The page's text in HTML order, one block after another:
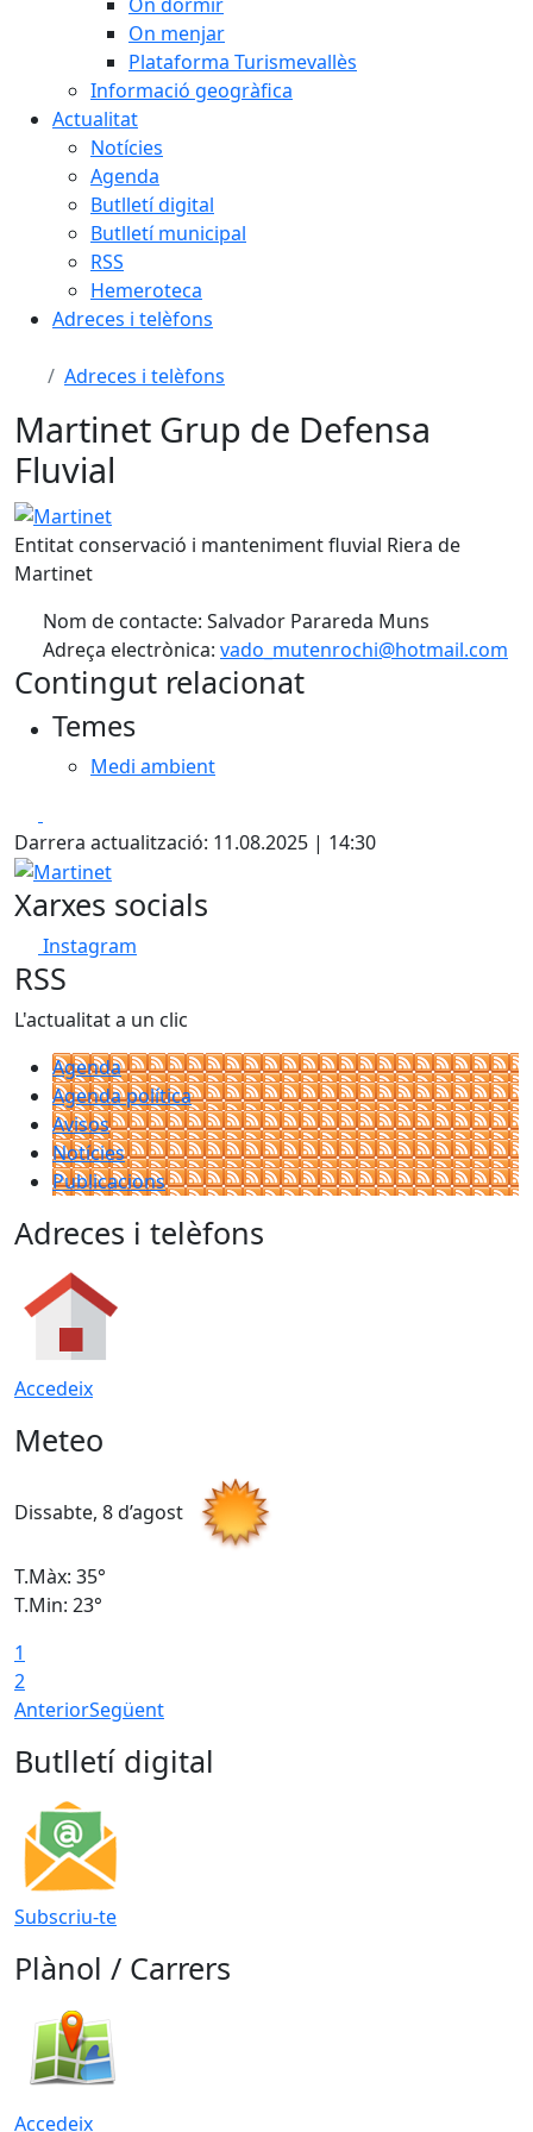
On menjar
Plataforma Turismevallès
Informació geogràfica
Actualitat
Notícies
Agenda
Butlletí digital
Butlletí municipal
RSS
Hemeroteca
Adreces i telèfons
Adreces i telèfons
Martinet Grup de Defensa
Fluvial
Martinet
Entitat conservació i manteniment fluvial Riera de
Martinet
Nom de contacte: Salvador Parareda Muns
Adreça electrònica: vado_mutenrochi@hotmail.com
Contingut relacionat
Temes
Medi ambient
Darrera actualització: 11.08.2025 | 14:30
Martinet
Xarxes socials
Instagram
RSS
L'actualitat a un clic
Agenda
Agenda política
Avisos
Notícies
Publicacions
Adreces i telèfons
Accedeix
Meteo
Dissabte, 8 d’agost
T.Màx: 35°
T.Min: 23°
1
2
AnteriorSegüent
Butlletí digital
Subscriu-te
Plànol / Carrers
Accedeix